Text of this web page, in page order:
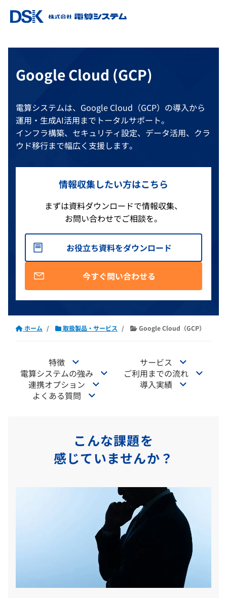
Google Cloud (GCP)
電算システムは、Google Cloud（GCP）の導入から
運用・生成AI活用までトータルサポート。
インフラ構築、セキュリティ設定、データ活用、クラ
ウド移行まで幅広く支援します。
情報収集したい方はこちら
まずは資料ダウンロードで情報収集、
お問い合わせでご相談を。
お役立ち資料をダウンロード
今すぐ問い合わせる
ホーム 取扱製品・サービス Google Cloud（GCP）
特徴
サービス
電算システムの強み
ご利用までの流れ
連携オプション
導入実績
よくある質問
こんな課題を
感じていませんか？